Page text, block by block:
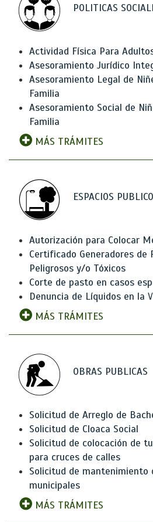
POLITICAS
Actividad Física Para
Asesoramiento Jurídico
Asesoramiento Legal de
Familia
Asesoramiento Social de
Familia
MÁS TRÁMITES
ESPACIOS
Autorización para Colocar
Certificado Generadores de
Peligrosos y/o Tóxicos
Corte de pasto en casos
Denuncia de Líquidos en la
MÁS TRÁMITES
OBRAS PUBLICAS
Solicitud de Arreglo de
Solicitud de Cloaca Social
Solicitud de colocación de
para cruces de calles
Solicitud de mantenimiento
municipales
MÁS TRÁMITES